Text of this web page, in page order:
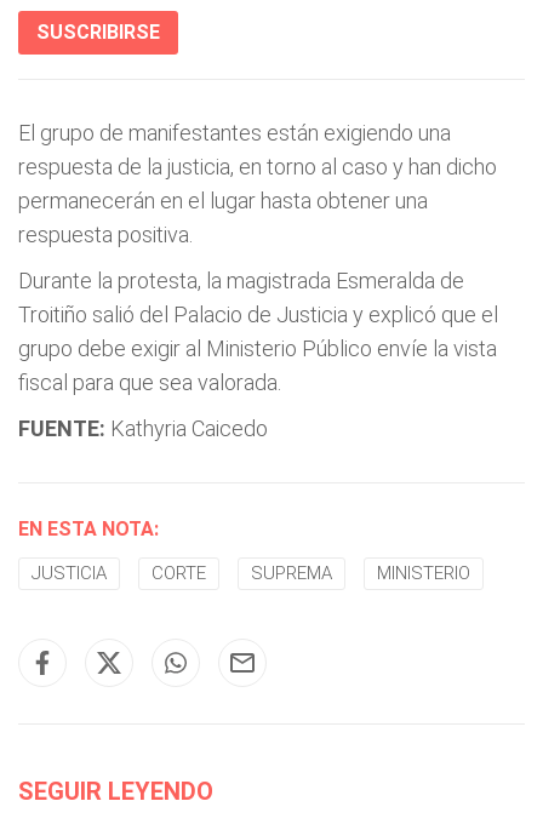
SUSCRIBIRSE
El grupo de manifestantes están exigiendo una
respuesta de la justicia, en torno al caso y han dicho
permanecerán en el lugar hasta obtener una
respuesta positiva.
Durante la protesta, la magistrada Esmeralda de
Troitiño salió del Palacio de Justicia y explicó que el
grupo debe exigir al Ministerio Público envíe la vista
fiscal para que sea valorada.
FUENTE: Kathyria Caicedo
EN ESTA NOTA:
JUSTICIA CORTE SUPREMA MINISTERIO
SEGUIR LEYENDO